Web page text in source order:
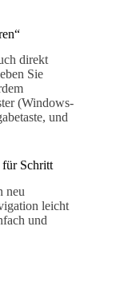
direkt
Sie
(Windows-
und
für Schritt
neu
leicht
und